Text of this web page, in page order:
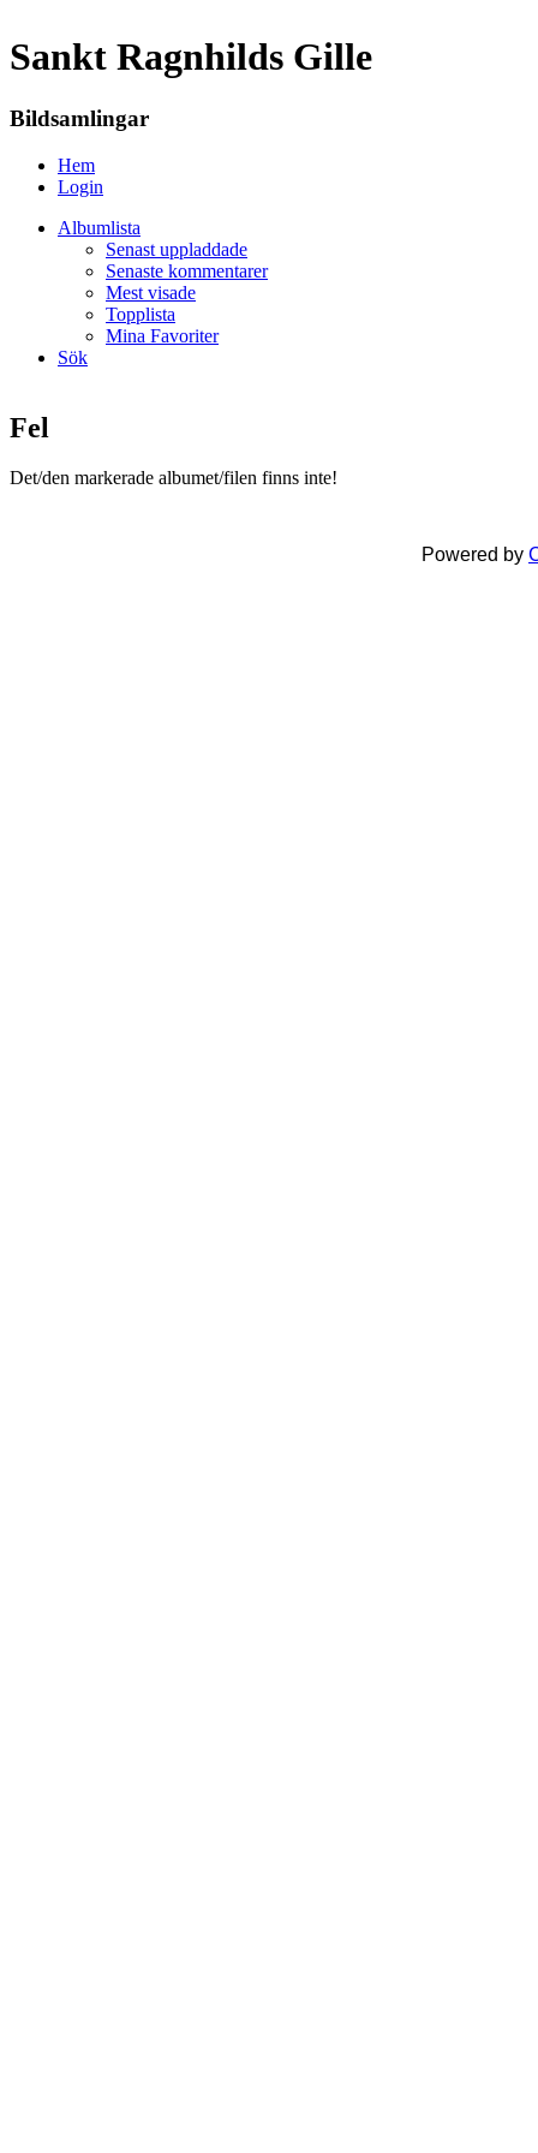
Sankt Ragnhilds Gille
Bildsamlingar
Hem
Login
Albumlista
Senast uppladdade
Senaste kommentarer
Mest visade
Topplista
Mina Favoriter
Sök
Fel
Det/den markerade albumet/filen finns inte!
Powered by